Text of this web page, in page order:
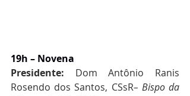
19h – Novena
Presidente: Dom Antônio Ranis
Rosendo dos Santos, CSsR– Bispo da